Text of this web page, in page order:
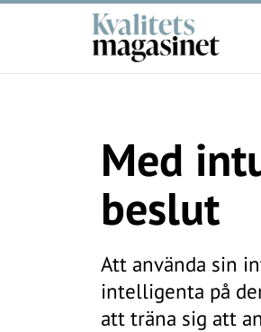
Med
beslut
Att använda sin
intelligenta på
att träna sig att